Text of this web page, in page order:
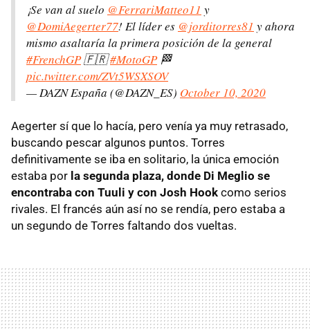
¡Se van al suelo @FerrariMatteo11 y
@DomiAegerter77! El líder es @jorditorres81 y ahora
mismo asaltaría la primera posición de la general
#FrenchGP🇫🇷#MotoGP🏁
pic.twitter.com/ZVt5WSXSOV
— DAZN España (@DAZN_ES) October 10, 2020
Aegerter sí que lo hacía, pero venía ya muy retrasado,
buscando pescar algunos puntos. Torres
definitivamente se iba en solitario, la única emoción
estaba por la segunda plaza, donde Di Meglio se
encontraba con Tuuli y con Josh Hook como serios
rivales. El francés aún así no se rendía, pero estaba a
un segundo de Torres faltando dos vueltas.